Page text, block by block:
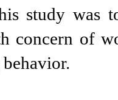
study was
concern of